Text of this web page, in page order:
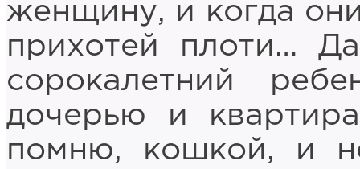
женщину, и когда
прихотей плоти…
сорокалетний
дочерью и
помню, кошкой, и